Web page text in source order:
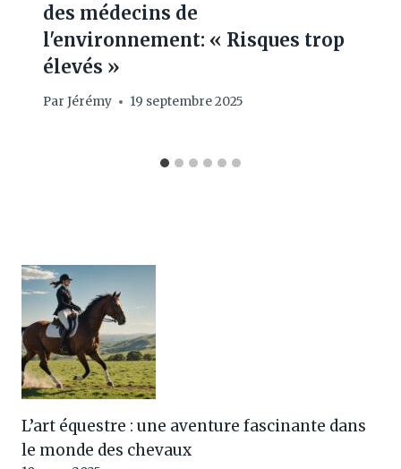
des médecins de
l'environnement: « Risques trop
élevés »
Par Jérémy 19 septembre 2025
L’art équestre : une aventure fascinante dans
le monde des chevaux